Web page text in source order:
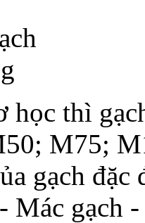
học thì
M75;
gạch
Mác gạch